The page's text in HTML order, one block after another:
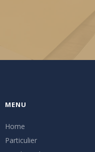
MENU
Home
Particulier